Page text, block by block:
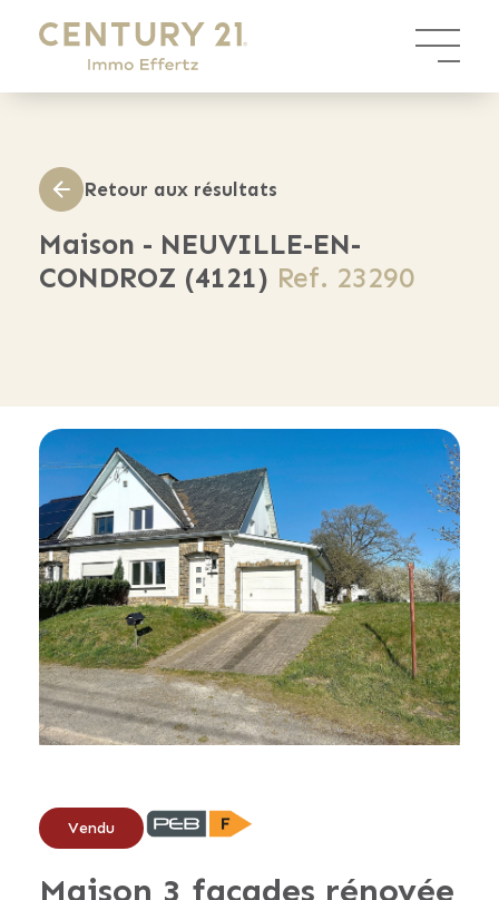
Retour aux résultats
Maison - NEUVILLE-EN-
CONDROZ (4121) Ref. 23290
Vendu
Maison 3 façades rénovée